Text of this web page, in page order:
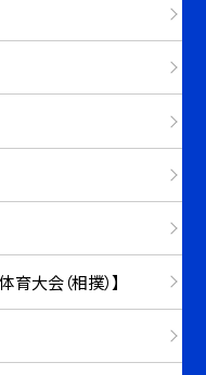
大会（相撲）】